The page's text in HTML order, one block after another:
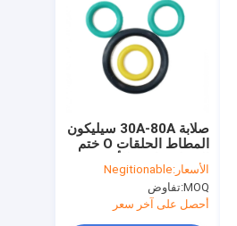
صلابة 30A-80A سيليكون
المطاط الحلقات O ختم
النفط مقاومة للأشعة
فوق البنفسجية
الأسعار:Negitionable
MOQ: تفاوض
أحصل على آخر سعر